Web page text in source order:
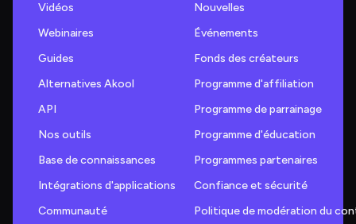
Vidéos
Webinaires
Guides
Alternatives Akool
API
Nos outils
Base de connaissances
Intégrations d'applications
Communauté
Nouvelles
Événements
Fonds des créateurs
Programme d'affiliation
Programme de parrainage
Programme d'éducation
Programmes partenaires
Confiance et sécurité
Politique de modération du